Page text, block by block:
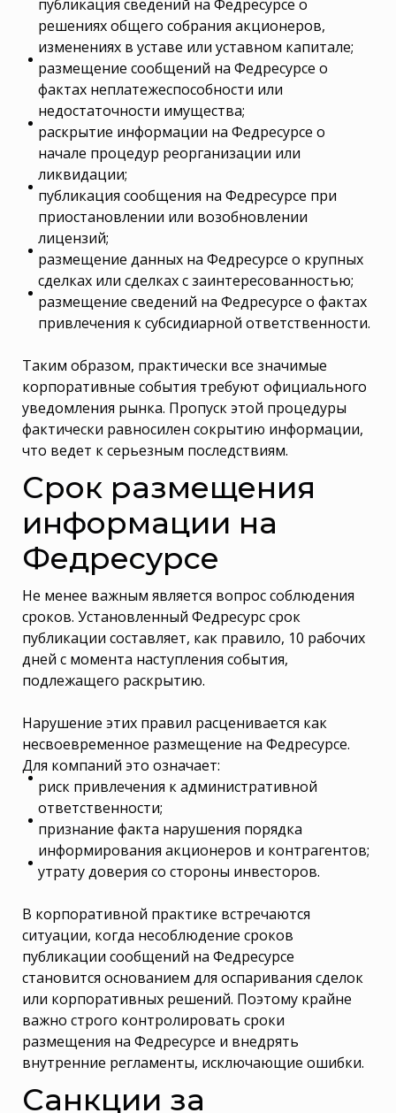
публикация сведений на Федресурсе о
решениях общего собрания акционеров,
изменениях в уставе или уставном капитале;
размещение сообщений на Федресурсе о
фактах неплатежеспособности или
недостаточности имущества;
раскрытие информации на Федресурсе о
начале процедур реорганизации или
ликвидации;
публикация сообщения на Федресурсе при
приостановлении или возобновлении
лицензий;
размещение данных на Федресурсе о крупных
сделках или сделках с заинтересованностью;
размещение сведений на Федресурсе о фактах
привлечения к субсидиарной ответственности.
Таким образом, практически все значимые
корпоративные события требуют официального
уведомления рынка. Пропуск этой процедуры
фактически равносилен сокрытию информации,
что ведет к серьезным последствиям.
Срок размещения
информации на
Федресурсе
Не менее важным является вопрос соблюдения
сроков. Установленный Федресурс срок
публикации составляет, как правило, 10 рабочих
дней с момента наступления события,
подлежащего раскрытию.
Нарушение этих правил расценивается как
несвоевременное размещение на Федресурсе.
Для компаний это означает:
риск привлечения к административной
ответственности;
признание факта нарушения порядка
информирования акционеров и контрагентов;
утрату доверия со стороны инвесторов.
В корпоративной практике встречаются
ситуации, когда несоблюдение сроков
публикации сообщений на Федресурсе
становится основанием для оспаривания сделок
или корпоративных решений. Поэтому крайне
важно строго контролировать сроки
размещения на Федресурсе и внедрять
внутренние регламенты, исключающие ошибки.
Санкции за